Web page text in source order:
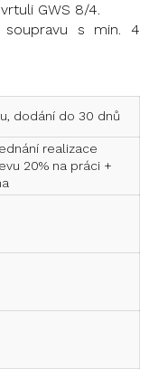
GWS 8/4.
soupravu s min. 4
dodání do 30 dnů
realizace
20% na práci +